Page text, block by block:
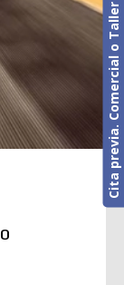
Cita previa. Comercial o Taller